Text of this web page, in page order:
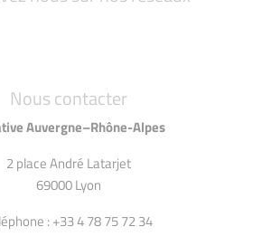
Nous contacter
Auvergne–Rhône-Alpes
2 place André Latarjet
69000 Lyon
: +33 4 78 75 72 34